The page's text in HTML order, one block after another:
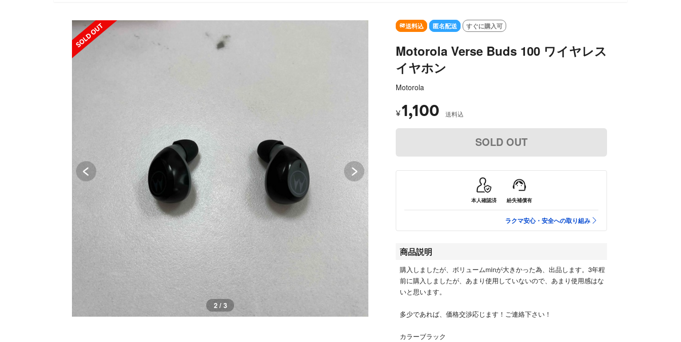
SOLD OUT
SOLD OUT
3 / 3
送料込 匿名配送 すぐに購入可
Motorola Verse Buds 100 ワイヤレス
イヤホン
Motorola
¥1,100 送料込
SOLD OUT
本人確認済 紛失補償有
ラクマ安心・安全への取り組み
商品説明
購入しましたが、ボリュームminが大きかった為、出品します。3年程
前に購入しましたが、あまり使用していないので、あまり使用感はな
いと思います。
多少であれば、価格交渉応じます！ご連絡下さい！
カラーブラック